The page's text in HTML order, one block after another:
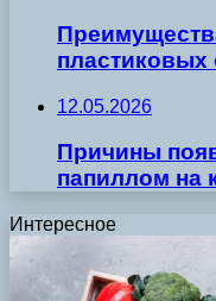
12.05.2026
Причины
папиллом на
Интересное